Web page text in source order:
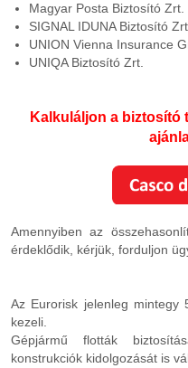
Magyar Posta Biztosító Zrt.
SIGNAL IDUNA Biztosító Zrt.
UNION Vienna Insurance
UNIQA Biztosító Zrt.
Kalkuláljon a biztosító
Amennyiben az
érdeklődik, kérjük, forduljon
Az Eurorisk jelenleg mintegy
kezeli.
Gépjármű flották
konstrukciók kidolgozását is